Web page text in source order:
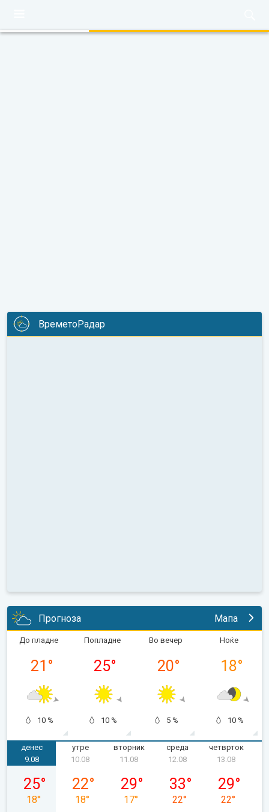
ВреметоРадар
Прогноза Мапа
До пладне
21 °
10 %
Попладне
25°
10 %
Во вечер
20°
5 %
Ноќе
18°
10 %
денес
недела, 09.08
9.08
25°
18°
утре
10.08
22°
18°
вторник
11.08
29°
17°
среда
12.08
33°
22°
четврток
13.08
29°
22°